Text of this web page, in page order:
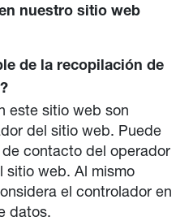
nuestro sitio web
de la recopilación de
este sitio web son
del sitio web. Puede
contacto del operador
sitio web. Al mismo
el controlador en
datos.